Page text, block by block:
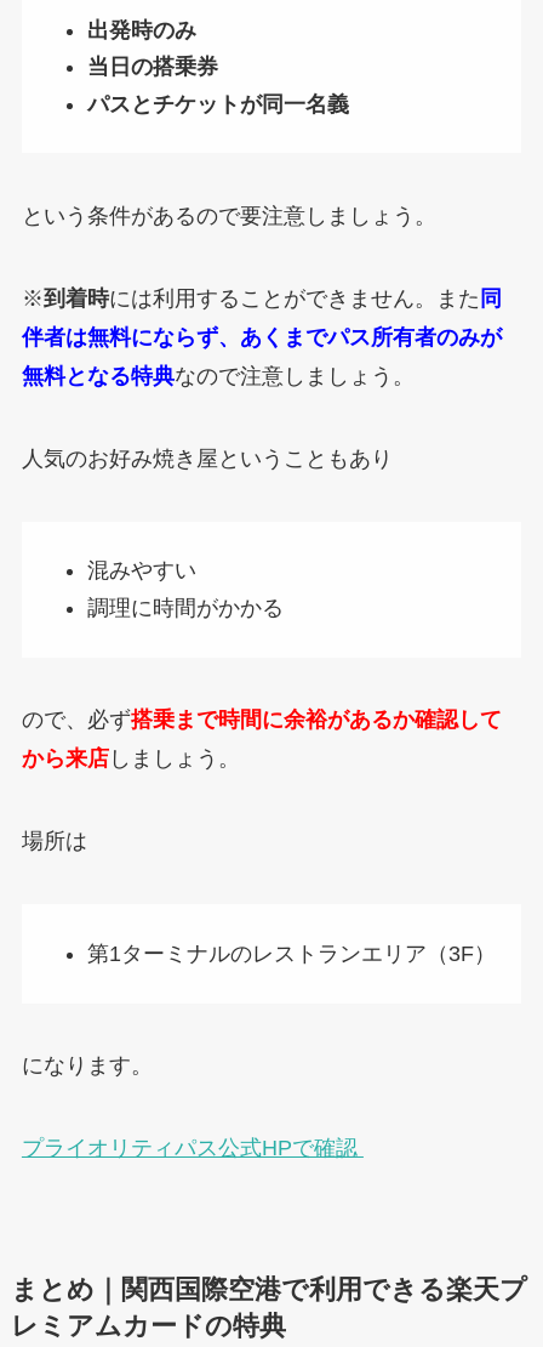
出発時のみ
当日の搭乗券
パスとチケットが同一名義
という条件があるので要注意しましょう。
※到着時には利用することができません。また 同
伴者は無料にならず、あくまでパス所有者のみが
無料となる特典なので注意しましょう。
人気のお好み焼き屋ということもあり
混みやすい
調理に時間がかかる
ので、必ず搭乗まで時間に余裕があるか確認して
から来店しましょう。
場所は
第1ターミナルのレストランエリア（3F）
になります。
プライオリティパス公式HPで確認
まとめ｜関西国際空港で利用できる楽天プ
レミアムカードの特典